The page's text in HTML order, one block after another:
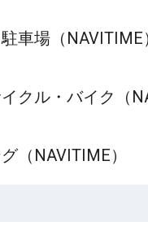
車場（NAVITIME
クル・バイク（
（NAVITIME）